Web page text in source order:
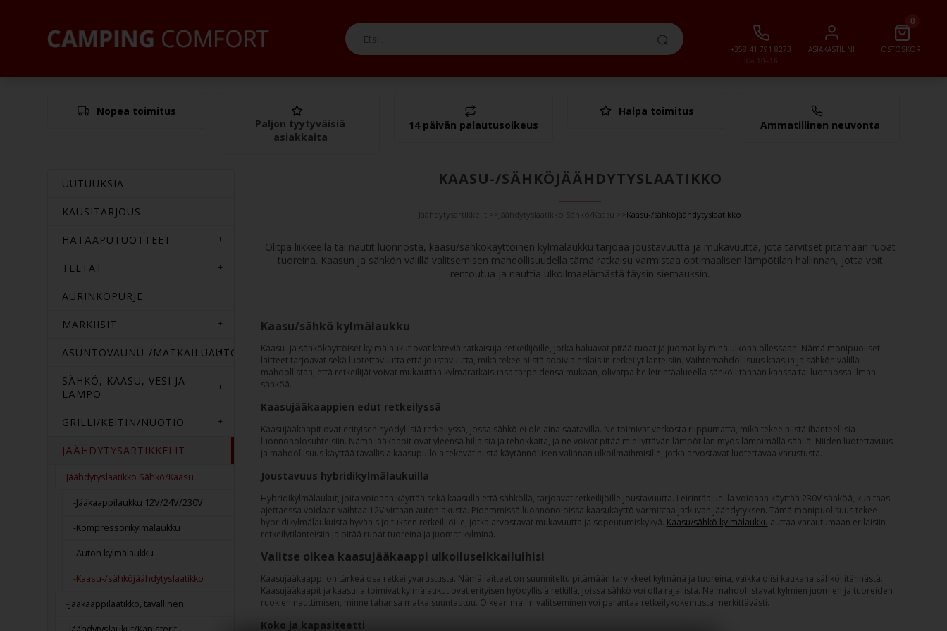
Klo 10–16
+358 41 791 8273 ASIAKASTILINI
0
OSTOSKORI
Yht.
Nopea toimitus
Paljon tyytyväisiä
asiakkaita
14 päivän palautusoikeus
Halpa toimitus
Ammatillinen neuvonta
UUTUUKSIA
KAUSITARJOUS
HÄTÄAPUTUOTTEET
TELTAT
AURINKOPURJE
MARKIISIT
ASUNTOVAUNU-/MATKAILUAUTOTARVIKKEET
SÄHKÖ, KAASU, VESI JA
LÄMPÖ
GRILLI/KEITIN/NUOTIO
JÄÄHDYTYSARTIKKELIT
Jäähdytyslaatikko Sähkö/Kaasu
-Jääkaappilaukku 12V/24V/230V
-Kompressorikylmälaukku
-Auton kylmälaukku
-Kaasu-/sähköjäähdytyslaatikko
-Jääkaappilaatikko, tavallinen.
KAASU-/SÄHKÖJÄÄHDYTYSLAATIKKO
Jäähdytysartikkelit Jäähdytyslaatikko Sähkö/Kaasu Kaasu-/sähköjäähdytyslaatikko
Olitpa liikkeellä tai nautit luonnosta, kaasu/sähkökäyttöinen kylmälaukku tarjoaa joustavuutta ja mukavuutta, jota tarvitset pitämään ruoat
tuoreina. Kaasun ja sähkön välillä valitsemisen mahdollisuudella tämä ratkaisu varmistaa optimaalisen lämpötilan hallinnan, jotta voit
rentoutua ja nauttia ulkoilmaelämästä täysin siemauksin.
Kaasu/sähkö kylmälaukku
Kaasu- ja sähkökäyttöiset kylmälaukut ovat käteviä ratkaisuja retkeilijöille, jotka haluavat pitää ruoat ja juomat kylminä ulkona ollessaan. Nämä monipuoliset
laitteet tarjoavat sekä luotettavuutta että joustavuutta, mikä tekee niistä sopivia erilaisiin retkeilytilanteisiin. Vaihtomahdollisuus kaasun ja sähkön välillä
mahdollistaa, että retkeilijät voivat mukauttaa kylmäratkaisunsa tarpeidensa mukaan, olivatpa he leirintäalueella sähköliitännän kanssa tai luonnossa ilman
sähköä.
Kaasujääkaappien edut retkeilyssä
Kaasujääkaapit ovat erityisen hyödyllisiä retkeilyssä, jossa sähkö ei ole aina saatavilla. Ne toimivat verkosta riippumatta, mikä tekee niistä ihanteellisia
luonnonolosuhteisiin. Nämä jääkaapit ovat yleensä hiljaisia ja tehokkaita, ja ne voivat pitää miellyttävän lämpötilan myös lämpimällä säällä. Niiden luotettavuus
ja mahdollisuus käyttää tavallisia kaasupulloja tekevät niistä käytännöllisen valinnan ulkoilmaihmisille, jotka arvostavat luotettavaa varustusta.
Joustavuus hybridikylmälaukuilla
Hybridikylmälaukut, joita voidaan käyttää sekä kaasulla että sähköllä, tarjoavat retkeilijöille joustavuutta. Leirintäalueilla voidaan käyttää 230V sähköä, kun taas
ajettaessa voidaan vaihtaa 12V virtaan auton akusta. Pidemmissä luonnonoloissa kaasukäyttö varmistaa jatkuvan jäähdytyksen. Tämä monipuolisuus tekee
hybridikylmälaukuista hyvän sijoituksen retkeilijöille, jotka arvostavat mukavuutta ja sopeutumiskykyä. Kaasu/sähkö kylmälaukku auttaa varautumaan erilaisiin
retkeilytilanteisiin ja pitää ruoat tuoreina ja juomat kylminä.
Valitse oikea kaasujääkaappi ulkoiluseikkailuihisi
Kaasujääkaappi on tärkeä osa retkeilyvarustusta. Nämä laitteet on suunniteltu pitämään tarvikkeet kylmänä ja tuoreina, vaikka olisi kaukana sähköliitännästä.
Kaasujääkaapit ja kaasulla toimivat kylmälaukut ovat erityisen hyödyllisiä retkillä, joissa sähkö voi olla rajallista. Ne mahdollistavat kylmien juomien ja tuoreiden
ruokien nauttimisen, minne tahansa matka suuntautuu. Oikean mallin valitseminen voi parantaa retkeilykokemusta merkittävästi.
Koko ja kapasiteetti